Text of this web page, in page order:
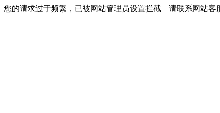
您的请求过于频繁，已被网站管理员设置拦截，请联系网站客